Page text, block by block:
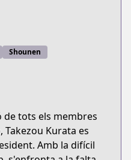
Shounen
de tots els membres
Takezou Kurata es
Amb la difícil